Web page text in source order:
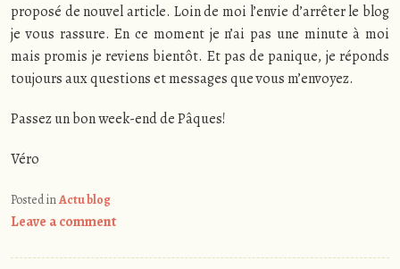
proposé de nouvel article. Loin de moi l’envie d’arrêter le blog
je vous rassure. En ce moment je n’ai pas une minute à moi
mais promis je reviens bientôt. Et pas de panique, je réponds
toujours aux questions et messages que vous m’envoyez.
Passez un bon week-end de Pâques!
Véro
Posted inActu blog
Leave a comment